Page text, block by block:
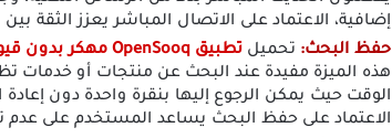
إضافية، الاعتماد على الاتصال المباشر يعزز الثقة
حفظ البحث: تحميل تطبيق OpenSooq مهكر بدون قيود
هذه الميزة مفيدة عند البحث عن منتجات أو خدمات
الوقت حيث يمكن الرجوع إليها بنقرة واحدة دون
الاعتماد على حفظ البحث يساعد المستخدم على عدم